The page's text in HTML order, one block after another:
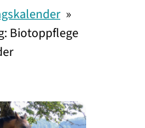
Biotoppflege